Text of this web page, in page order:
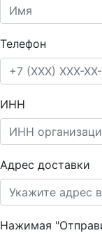
Телефон
ИНН
Адрес доставки
Нажимая